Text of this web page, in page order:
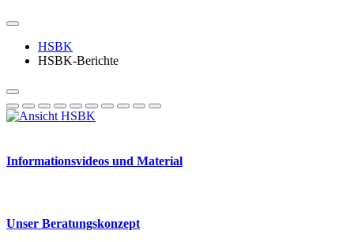
HSBK
HSBK-Berichte
Informationsvideos und Material
Unser Beratungskonzept